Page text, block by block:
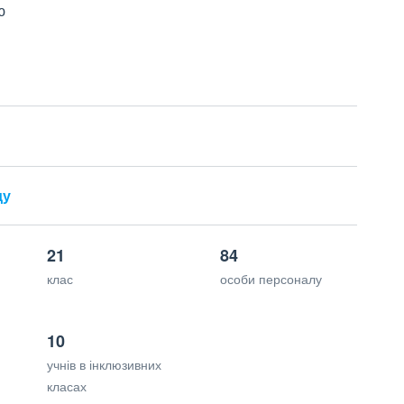
21
клас
84
особи персоналу
10
учнів в інклюзивних
класах